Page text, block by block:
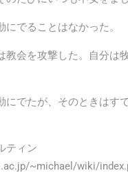
にでることはなかった。
教会を攻撃した。自分は
にでたが、そのときはす
ティン
~michael/wiki/